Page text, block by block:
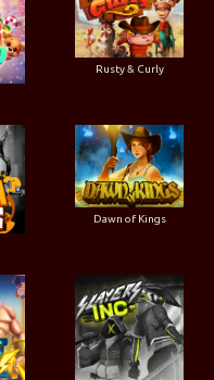
Rusty & Curly
Dawn of Kings